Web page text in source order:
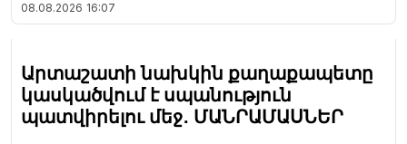
08.08.2026 16:07
Արտաշատի նախկին քաղաքապետը
կասկածվում է սպանություն
պատվիրելու մեջ․ ՄԱՆՐԱՄԱՍՆԵՐ